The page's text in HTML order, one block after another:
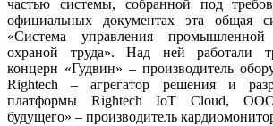
частью системы, собранной под
официальных документах эта общая
«Система управления промышленной
охраной труда». Над ней работали
концерн «Гудвин» – производитель
Rightech – агрегатор решения и
платформы Rightech IoT Cloud,
будущего» – производитель